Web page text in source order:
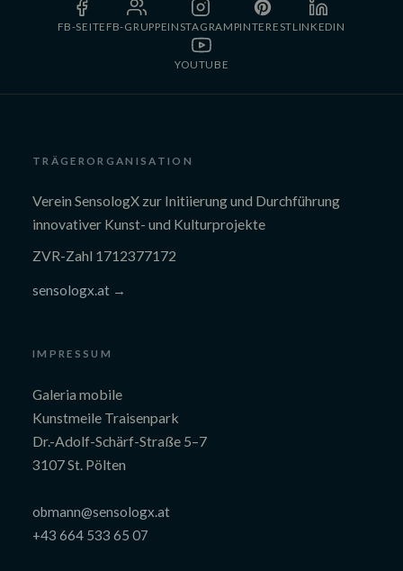
FB-SEITE FB-GRUPPEINSTAGRAM PINTERESTLINKEDIN
YOUTUBE
TRÄGERORGANISATION
Verein SensologX zur Initiierung und Durchführung
innovativer Kunst- und Kulturprojekte
ZVR-Zahl 1712377172
sensologx.at →
IMPRESSUM
Galeria mobile
Kunstmeile Traisenpark
Dr.-Adolf-Schärf-Straße 5–7
3107 St. Pölten
obmann@sensologx.at
+43 664 533 65 07